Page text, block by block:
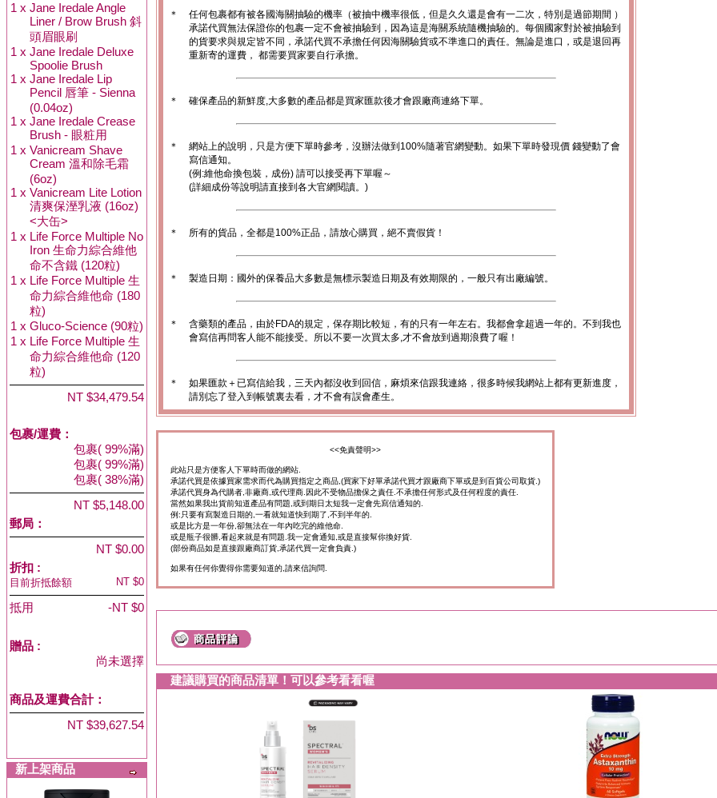
1 x Jane Iredale Angle
Liner / Brow Brush 斜
頭眉眼刷
1 x Jane Iredale Deluxe
Spoolie Brush
1 x Jane Iredale Lip
Pencil 唇筆 - Sienna
(0.04oz)
1 x Jane Iredale Crease
Brush - 眼粧用
1 x Vanicream Shave
Cream 溫和除毛霜
(6oz)
1 x Vanicream Lite Lotion
清爽保溼乳液 (16oz)
<大缶>
1 x Life Force Multiple No
Iron 生命力綜合維他
命不含鐵 (120粒)
1 x Life Force Multiple 生
命力綜合維他命 (180
粒)
1 x Gluco-Science (90粒)
1 x Life Force Multiple 生
命力綜合維他命 (120
粒)
NT $34,479.54
包裹/運費：
包裹( 99%滿)
包裹( 99%滿)
包裹( 38%滿)
NT $5,148.00
郵局：
NT $0.00
折扣 :
目前折抵餘額 NT $0
抵用 -NT $0
贈品 :
尚未選擇
商品及運費合計：
NT $39,627.54
新上架商品
＊
任何包裹都有被各國海關抽驗的機率（被抽中機率很低，但是久久還是會有一二次，特別是過節期間 ）
承諾代買無法保證你的包裹一定不會被抽驗到，因為這是海關系統隨機抽驗的。每個國家對於被抽驗到
的貨要求與規定皆不同，承諾代買不承擔任何因海關驗貨或不準進口的責任。無論是進口，或是退回再
重新寄的運費， 都需要買家要自行承擔。
＊ 確保產品的新鮮度,大多數的產品都是買家匯款後才會跟廠商連絡下單。
＊
網站上的說明，只是方便下單時參考，沒辦法做到100%隨著官網變動。如果下單時發現價 錢變動了會
寫信通知。
(例:維他命換包裝，成份) 請可以接受再下單喔～
(詳細成份等說明請直接到各大官網閱讀。)
＊ 所有的貨品，全都是100%正品，請放心購買，絕不賣假貨！
＊ 製造日期：國外的保養品大多數是無標示製造日期及有效期限的，一般只有出廠編號。
＊
含藥類的產品，由於FDA的規定，保存期比較短，有的只有一年左右。我都會拿超過一年的。不到我也
會寫信再問客人能不能接受。所以不要一次買太多,才不會放到過期浪費了喔！
＊
如果匯款＋已寫信給我，三天內都沒收到回信，麻煩來信跟我連絡，很多時候我網站上都有更新進度，
請別忘了登入到帳號裏去看，才不會有誤會產生。
<<免責聲明>>
此站只是方便客人下單時而做的網站.
承諾代買是依據買家需求而代為購買指定之商品,(買家下好單承諾代買才跟廠商下單或是到百貨公司取貨.)
承諾代買身為代購者,非廠商,或代理商.因此不受物品擔保之責任.不承擔任何形式及任何程度的責任.
當然如果我出貨前知道產品有問題,或到期日太短我一定會先寫信通知的.
例:只要有寫製造日期的,一看就知道快到期了,不到半年的.
或是比方是一年份,卻無法在一年內吃完的維他命.
或是瓶子很髒,看起來就是有問題.我一定會通知,或是直接幫你換好貨.
(部份商品如是直接跟廠商訂貨,承諾代買一定會負責.)
如果有任何你覺得你需要知道的,請來信詢問.
建議購買的商品清單！可以參考看看喔